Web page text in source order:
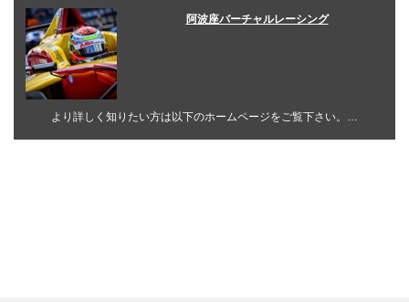
阿波座バーチャルレーシング
より詳しく知りたい方は以下のホームページをご覧下さい。…